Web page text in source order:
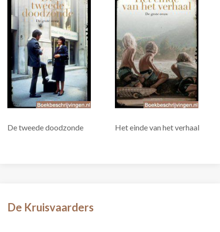
De tweede doodzonde Het einde van het verhaal
De Kruisvaarders